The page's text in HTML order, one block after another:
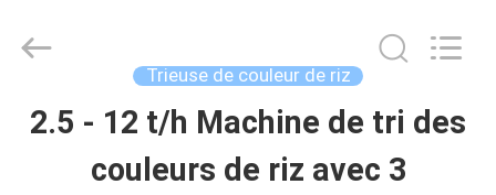
MAISON
Jiexun
Trieuse de couleur de riz
2.5 - 12 t/h Machine de tri des
couleurs de riz avec 3